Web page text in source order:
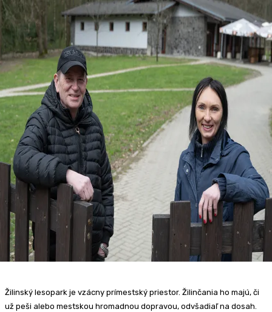
Žilinský lesopark je vzácny prímestský priestor. Žilinčania ho majú, či
už peši alebo mestskou hromadnou dopravou, odvšadiaľ na dosah.